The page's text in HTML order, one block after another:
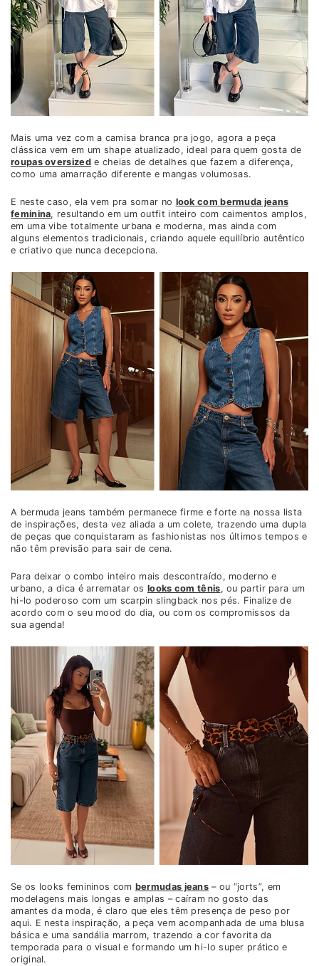
Mais uma vez com a camisa branca pra jogo, agora a peça
clássica vem em um shape atualizado, ideal para quem gosta de
roupas oversizede cheias de detalhes que fazem a diferença,
como uma amarração diferente e mangas volumosas.
E neste caso, ela vem pra somar no look com bermuda jeans
feminina, resultando em um outfit inteiro com caimentos amplos,
em uma vibe totalmente urbana e moderna, mas ainda com
alguns elementos tradicionais, criando aquele equilíbrio autêntico
e criativo que nunca decepciona.
A bermuda jeans também permanece firme e forte na nossa lista
de inspirações, desta vez aliada a um colete, trazendo uma dupla
de peças que conquistaram as fashionistas nos últimos tempos e
não têm previsão para sair de cena.
Para deixar o combo inteiro mais descontraído, moderno e
urbano, a dica é arrematar oslooks com tênis, ou partir para um
hi-lo poderoso com um scarpin slingback nos pés. Finalize de
acordo com o seu mood do dia, ou com os compromissos da
sua agenda!
Se os looks femininos com bermudas jeans – ou “jorts”, em
modelagens mais longas e amplas – caíram no gosto das
amantes da moda, é claro que eles têm presença de peso por
aqui. E nesta inspiração, a peça vem acompanhada de uma blusa
básica e uma sandália marrom, trazendo a cor favorita da
temporada para o visual e formando um hi-lo super prático e
original.